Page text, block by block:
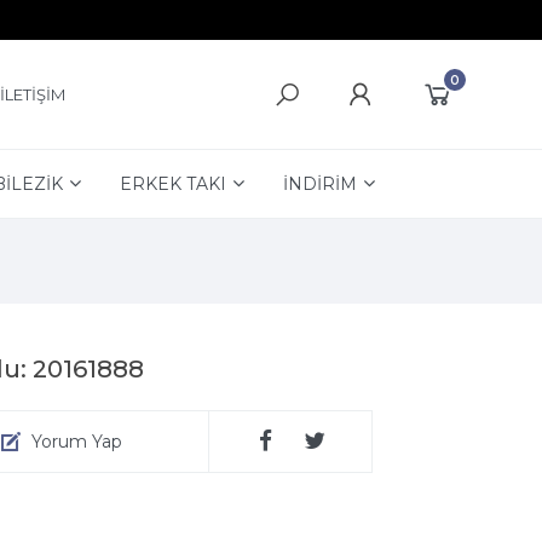
İLETİŞİM
0
ERKEK TAKI İNDİRİM
20161888
Yorum Yap